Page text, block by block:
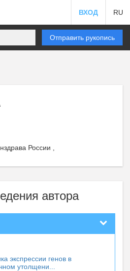
ВХОД RU
Отправить рукопись
России ,
автора
экспрессии генов в
утолщени...